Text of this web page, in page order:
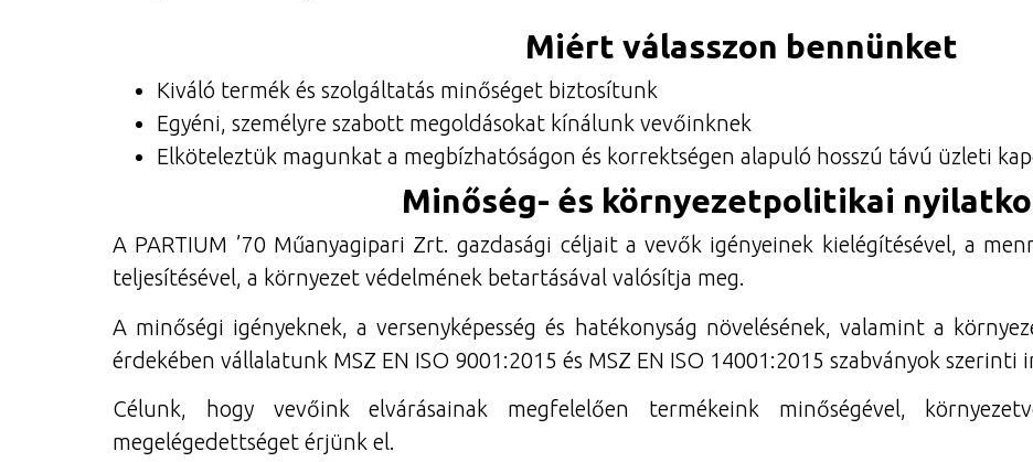
Miért válasszon bennünket
Kiváló termék és szolgáltatás minőséget biztosítunk
Egyéni, személyre szabott megoldásokat kínálunk vevőinknek
Elköteleztük magunkat a megbízhatóságon és korrektségen alapuló hosszú távú üzleti
Minőség- és környezetpolitikai
A PARTIUM ’70 Műanyagipari Zrt. gazdasági céljait a vevők igényeinek kielégítésével, a
teljesítésével, a környezet védelmének betartásával valósítja meg.
A minőségi igényeknek, a versenyképesség és hatékonyság növelésének, valamint a
érdekében vállalatunk MSZ EN ISO 9001:2015 és MSZ EN ISO 14001:2015 szabványok
Célunk, hogy vevőink elvárásainak megfelelően termékeink minőségével,
megelégedettséget érjünk el.